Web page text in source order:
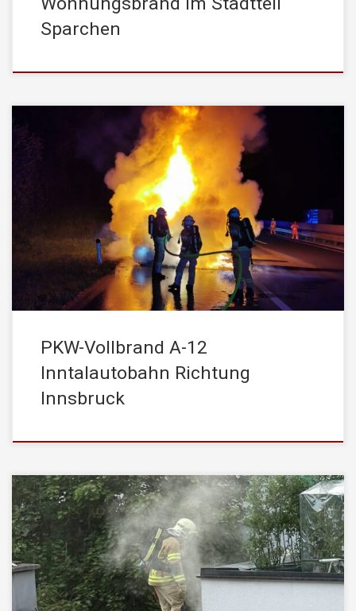
Sparchen
Am Mittwoch , den 28. Juli 2021, wurde die STADTFEUERWEHR
Kufstein um 23:01 Uhr von der Leitstelle Tirol mittels stiller
Alarmierung mit dem Einsatzstichwort „Brand Fahrzeug“ zu einem
Brandeinsatz gerufen. Aus noch ungeklärter Ursache fing ein
Fahrzeug, auf der Inntalautobahn A12 – Fahrtrichtung Innsbruck,
Feuer. Beim Eintreffen der ersten Kräfte […]
PKW-Vollbrand A-12
Inntalautobahn Richtung
Innsbruck
Am Mittwoch, den 23. Juni 2021, wurde die STADTFEUERWEHR
Kufstein um 18:04 Uhr mittels stiller Alarmierung zu einem
Brandereignis gerufen. Einsatzstichwort: Brand Mehrfamilienhaus
Dachgeschoss – im Stadtzentrum Beim Eintreffen der
Einsatzleitung war im betroffenen Bereich eine starke
Rauchentwicklung festzustellen und der Einsatzleiter gab daher